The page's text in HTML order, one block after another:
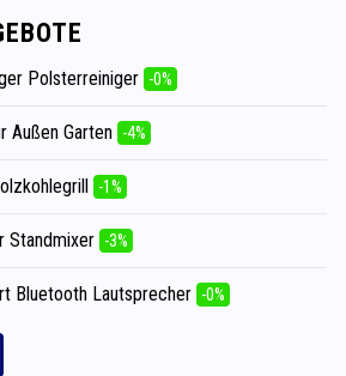
Polsterreiniger -0%
Außen Garten -4%
-1%
Standmixer -3%
Bluetooth Lautsprecher -0%